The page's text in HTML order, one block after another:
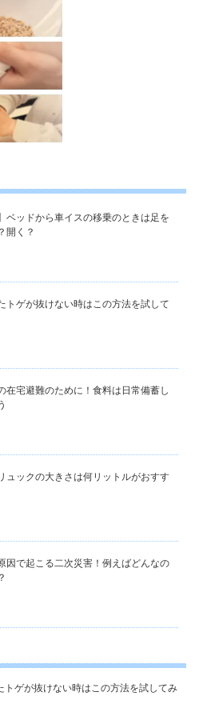
ベッドから車イスの移乗のときは足を
開く？
トゲが抜けない時はこの方法を試して
在宅避難のために！食料は日常備蓄し
ュックの大きさは何リットルがおすす
因で起こる二次災害！例えばどんなの
トゲが抜けない時はこの方法を試してみ